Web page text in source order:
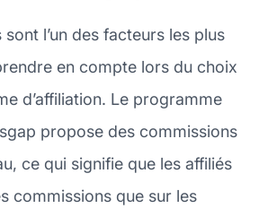
l’un des facteurs les plus
en compte lors du choix
d’affiliation. Le programme
propose des commissions
ce qui signifie que les affiliés
commissions que sur les